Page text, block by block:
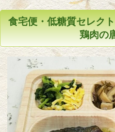
食宅便・低糖質セレク
鶏肉の